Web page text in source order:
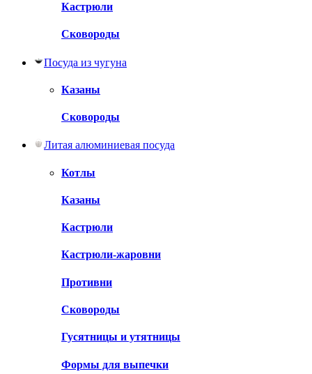
Кастрюли
Сковороды
Посуда из чугуна
Казаны
Сковороды
Литая алюминиевая посуда
Котлы
Казаны
Кастрюли
Кастрюли-жаровни
Противни
Сковороды
Гусятницы и утятницы
Формы для выпечки